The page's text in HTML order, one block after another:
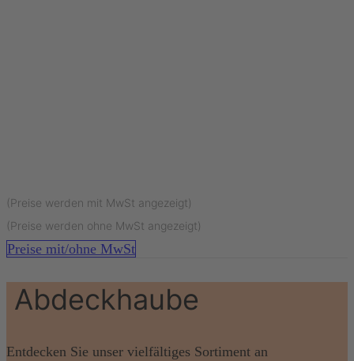
(Preise werden mit MwSt angezeigt)
(Preise werden ohne MwSt angezeigt)
Preise mit/ohne MwSt
Abdeckhaube
Entdecken Sie unser vielfältiges Sortiment an